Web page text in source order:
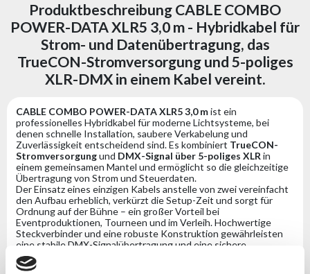
Produktbeschreibung CABLE COMBO
POWER-DATA XLR5 3,0 m - Hybridkabel für
Strom- und Datenübertragung, das
TrueCON-Stromversorgung und 5-poliges
XLR-DMX in einem Kabel vereint.
CABLE COMBO POWER-DATA XLR5 3,0 mist ein
professionelles Hybridkabel für moderne Lichtsysteme, bei
denen schnelle Installation, saubere Verkabelung und
Zuverlässigkeit entscheidend sind. Es kombiniert TrueCON-
Stromversorgungund DMX-Signal über 5-poliges XLRin
einem gemeinsamen Mantel und ermöglicht so die gleichzeitige
Übertragung von Strom und Steuerdaten.
Der Einsatz eines einzigen Kabels anstelle von zwei vereinfacht
den Aufbau erheblich, verkürzt die Setup-Zeit und sorgt für
Ordnung auf der Bühne – ein großer Vorteil bei
Eventproduktionen, Tourneen und im Verleih. Hochwertige
Steckverbinder und eine robuste Konstruktion gewährleisten
eine stabile DMX-Signalübertragung und eine sichere
Stromversorgung.
Mit einer Länge von